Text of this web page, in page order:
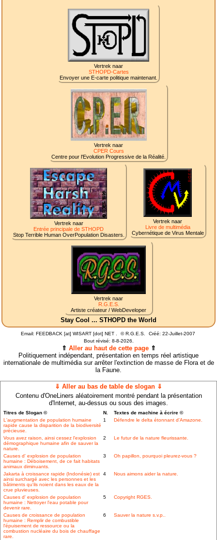
Vertrek naar
STHOPD-Cartes
Envoyer une E-carte politique maintenant.
Vertrek naar
CPER Cours
Centre pour l'Evolution Progressive de la Réalité.
Vertrek naar
Entrée principale de STHOPD
Stop Terrible Human OverPopulation Disasters.
Vertrek naar
Livre de multimédia
Cybernétique de Virus Mentale
Vertrek naar
R.G.E.S.
Artiste créateur / WebDeveloper
Stay Cool ... STHOPD the World
Email: FEEDBACK [at] WISART [dot] NET . ©R.G.E.S.
Créé: 22-Juillet-2007
Bout révisé: 8-8-2026.
⇑ Aller au haut de cette page⇑
Politiquement indépendant, présentation en temps réel artistique
internationale de multimédia sur arrêter l'extinction de masse de Flora et de
la Faune.
⇓ Aller au bas de table de slogan ⇓
Contenu d'OneLiners aléatoirement montré pendant la présentation
d'Internet, au-dessus ou sous des images.
Titres de Slogan © N.
Textes de machine à écrire ©
L'augmentation de population humaine
rapide cause la disparition de la biodiversité
précieuse.
1 Défendre le delta étonnant d'Amazone.
Vous avez raison, ainsi cessez l'explosion
démographique humaine afin de sauver la
nature.
2 Le futur de la nature fleurissante.
Causes d' explosion de population
humaine : Déboisement, de ce fait habitats
animaux diminuants.
3 Oh papillon, pourquoi pleurez-vous ?
Jakarta à croissance rapide (Indonésie) est
ainsi surchargé avec les personnes et les
bâtiments qu'ils noient dans les eaux de la
crue pluvieuses.
4 Nous aimons aider la nature.
Causes d' explosion de population
humaine : Nettoyer l'eau potable pour
devenir rare.
5 Copyright RGES.
Causes de croissance de population
humaine : Remplir de combustible
l'épuisement de ressource ou la
combustion nucléaire du bois de chauffage
rare.
6 Sauver la nature s.v.p..